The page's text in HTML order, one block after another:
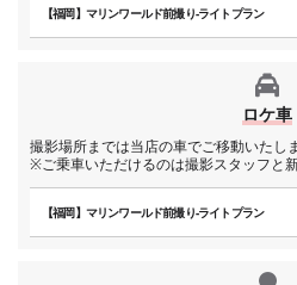
【福岡】マリンワールド前撮り-ライトプラン
ロケ車
撮影場所までは当店の車でご移動いたしま
※ご乗車いただけるのは撮影スタッフと
【福岡】マリンワールド前撮り-ライトプラン